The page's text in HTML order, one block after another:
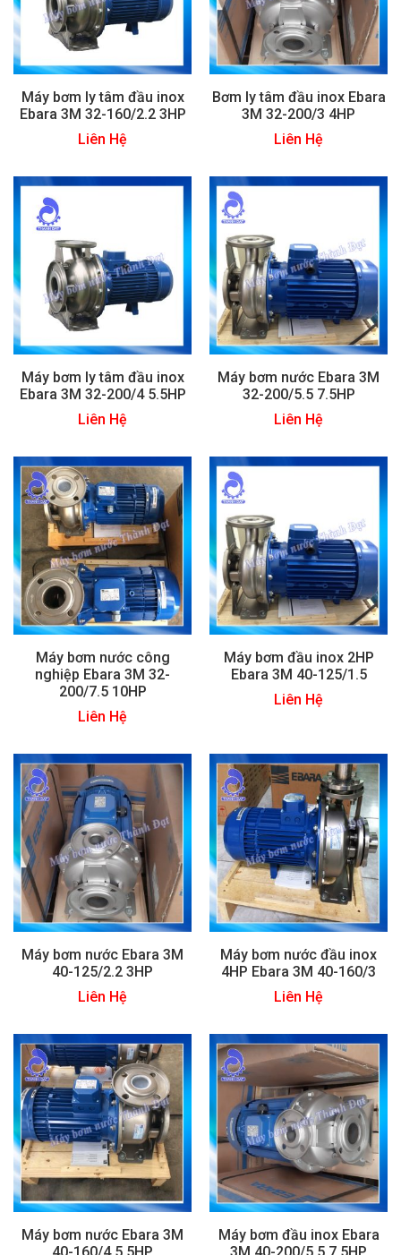
Máy bơm ly tâm đầu inox
Ebara 3M 32-160/2.2 3HP
Liên Hệ
Bơm ly tâm đầu inox Ebara
3M 32-200/3 4HP
Liên Hệ
Máy bơm ly tâm đầu inox
Ebara 3M 32-200/4 5.5HP
Liên Hệ
Máy bơm nước Ebara 3M
32-200/5.5 7.5HP
Liên Hệ
Máy bơm nước công
nghiệp Ebara 3M 32-
200/7.5 10HP
Liên Hệ
Máy bơm đầu inox 2HP
Ebara 3M 40-125/1.5
Liên Hệ
Máy bơm nước Ebara 3M
40-125/2.2 3HP
Liên Hệ
Máy bơm nước đầu inox
4HP Ebara 3M 40-160/3
Liên Hệ
Máy bơm nước Ebara 3M
Máy bơm đầu inox Ebara